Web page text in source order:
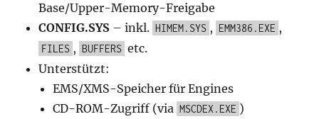
Base/Upper-Memory-Freigabe
CONFIG.SYS – inkl. HIMEM.SYS , EMM386.EXE ,
FILES , BUFFERS etc.
Unterstützt:
EMS/XMS-Speicher für Engines
CD-ROM-Zugriff (via MSCDEX.EXE )